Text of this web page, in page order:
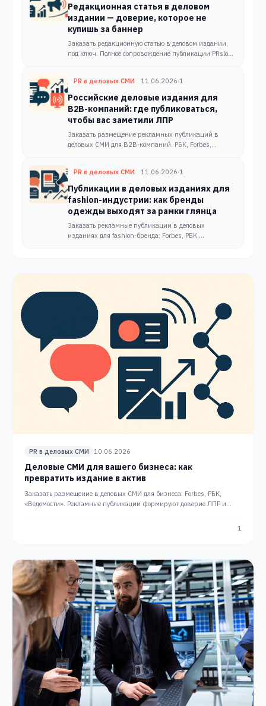
Редакционная статья в деловом
издании — доверие, которое не
купишь за баннер
Заказать редакционную статью в деловом издании,
под ключ. Полное сопровождение публикации PRslon:
PR в деловых СМИ
11.06.2026·1
Российские деловые издания для
B2B-компаний: где публиковаться,
чтобы вас заметили ЛПР
Заказать размещение рекламных публикаций в
деловых СМИ для B2B-компаний. РБК, Forbes,
PR в деловых СМИ
11.06.2026·1
Публикации в деловых изданиях для
fashion-индустрии: как бренды
одежды выходят за рамки глянца
Заказать рекламные публикации в деловых
изданиях для fashion-бренда: Forbes, РБК,
PR в деловых СМИ 10.06.2026
Деловые СМИ для вашего бизнеса: как
превратить издание в актив
Заказать размещение в деловых СМИ для бизнеса: Forbes, РБК,
«Ведомости». Рекламные публикации формируют доверие ЛПР и
1